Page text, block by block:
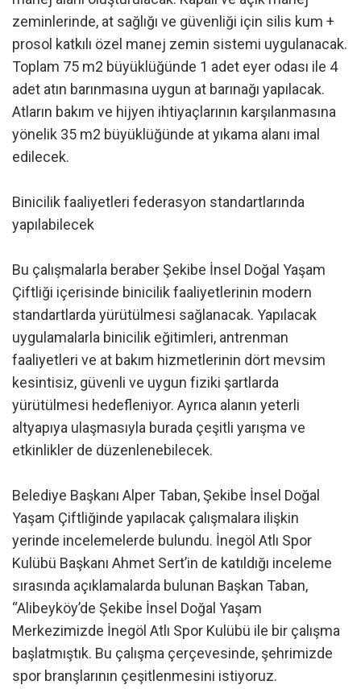
zeminlerinde, at sağlığı ve güvenliği için silis kum +
prosol katkılı özel manej zemin sistemi uygulanacak.
Toplam 75 m2 büyüklüğünde 1 adet eyer odası ile 4
adet atın barınmasına uygun at barınağı yapılacak.
Atların bakım ve hijyen ihtiyaçlarının karşılanmasına
yönelik 35 m2 büyüklüğünde at yıkama alanı imal
edilecek.
Binicilik faaliyetleri federasyon standartlarında
yapılabilecek
Bu çalışmalarla beraber Şekibe İnsel Doğal Yaşam
Çiftliği içerisinde binicilik faaliyetlerinin modern
standartlarda yürütülmesi sağlanacak. Yapılacak
uygulamalarla binicilik eğitimleri, antrenman
faaliyetleri ve at bakım hizmetlerinin dört mevsim
kesintisiz, güvenli ve uygun fiziki şartlarda
yürütülmesi hedefleniyor. Ayrıca alanın yeterli
altyapıya ulaşmasıyla burada çeşitli yarışma ve
etkinlikler de düzenlenebilecek.
Belediye Başkanı Alper Taban, Şekibe İnsel Doğal
Yaşam Çiftliğinde yapılacak çalışmalara ilişkin
yerinde incelemelerde bulundu. İnegöl Atlı Spor
Kulübü Başkanı Ahmet Sert’in de katıldığı inceleme
sırasında açıklamalarda bulunan Başkan Taban,
“Alibeyköy’de Şekibe İnsel Doğal Yaşam
Merkezimizde İnegöl Atlı Spor Kulübü ile bir çalışma
başlatmıştık. Bu çalışma çerçevesinde, şehrimizde
spor branşlarının çeşitlenmesini istiyoruz.